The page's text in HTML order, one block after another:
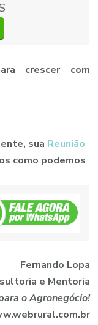
crescer com
sua Reunião
como podemos
Fernando Lopa
e Mentoria
o Agronegócio!